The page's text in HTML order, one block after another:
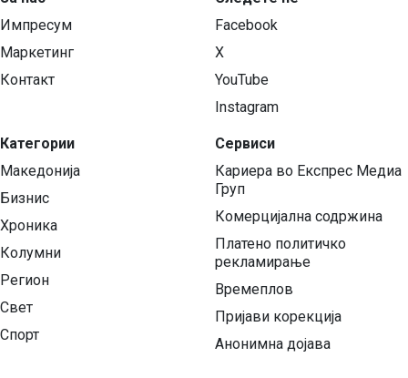
Импресум
Маркетинг
Контакт
Категории
Македонија
Бизнис
Хроника
Колумни
Регион
Свет
Спорт
Facebook
X
YouTube
Instagram
Сервиси
Кариера во Експрес Медиа
Груп
Комерцијална содржина
Платено политичко
рекламирање
Времеплов
Пријави корекција
Анонимна дојава